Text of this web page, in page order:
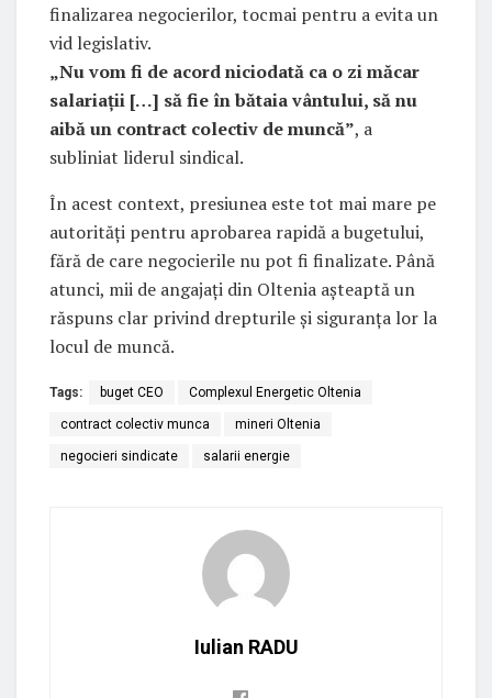
finalizarea negocierilor, tocmai pentru a evita un
vid legislativ.
„Nu vom fi de acord niciodată ca o zi măcar
salariații […] să fie în bătaia vântului, să nu
aibă un contract colectiv de muncă”, a
subliniat liderul sindical.
În acest context, presiunea este tot mai mare pe
autorități pentru aprobarea rapidă a bugetului,
fără de care negocierile nu pot fi finalizate. Până
atunci, mii de angajați din Oltenia așteaptă un
răspuns clar privind drepturile și siguranța lor la
locul de muncă.
Tags: buget CEO Complexul Energetic Oltenia
contract colectiv munca mineri Oltenia
negocieri sindicate salarii energie
Iulian RADU